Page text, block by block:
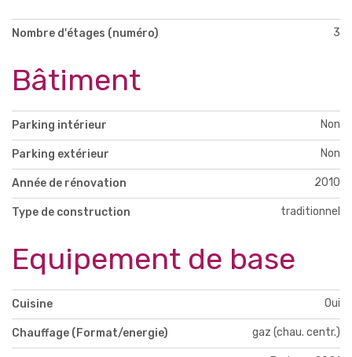
Nombre d'étages (numéro) 3
Bâtiment
Parking intérieur Non
Parking extérieur Non
Année de rénovation 2010
Type de construction traditionnel
Equipement de base
Cuisine Oui
Chauffage (Format/energie) gaz (chau. centr.)